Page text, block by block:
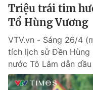
Triệu trái tim
Tổ Hùng Vương
VTV.vn - Sáng 26/4
tích lịch sử Đền Hùng
nước Tô Lâm dẫn